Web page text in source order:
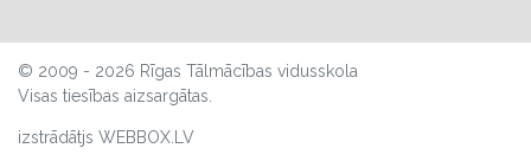
© 2009 - 2026 Rīgas Tālmācības vidusskola
Visas tiesības aizsargātas.
izstrādātjs WEBBOX.LV